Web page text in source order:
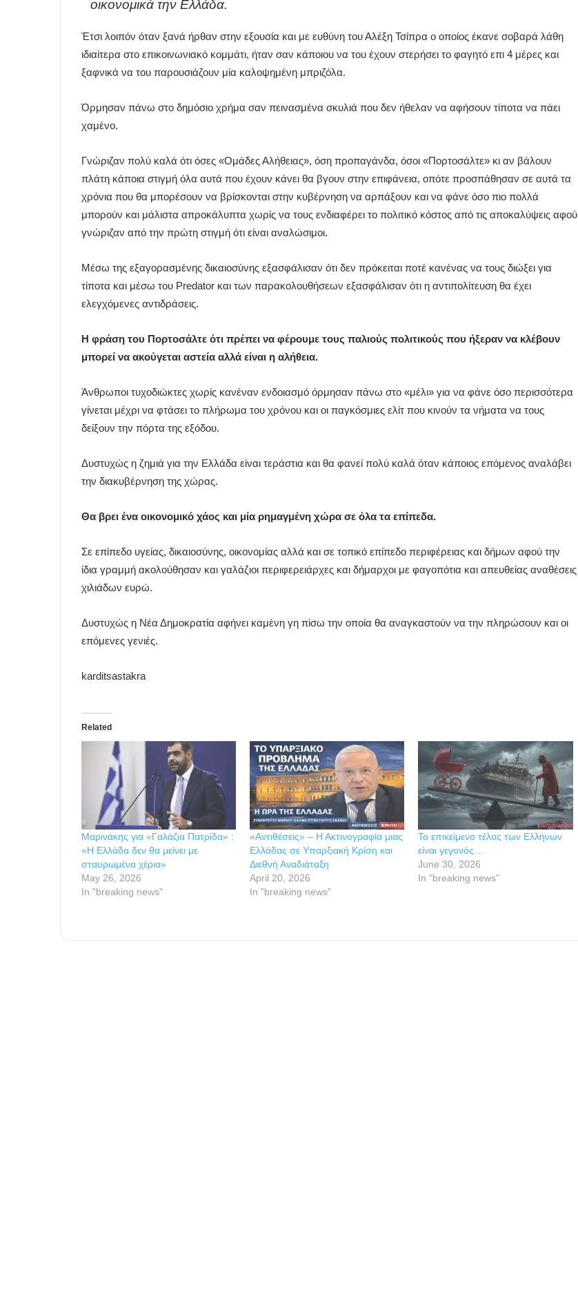
οικονομικά την Ελλάδα.
Έτσι λοιπόν όταν ξανά ήρθαν στην εξουσία και με ευθύνη του Αλέξη Τσίπρα ο οποίος έκανε σοβαρά λάθη
ιδιαίτερα στο επικοινωνιακό κομμάτι, ήταν σαν κάποιου να του έχουν στερήσει το φαγητό επι 4 μέρες και
ξαφνικά να του παρουσιάζουν μία καλοψημένη μπριζόλα.
Όρμησαν πάνω στο δημόσιο χρήμα σαν πεινασμένα σκυλιά που δεν ήθελαν να αφήσουν τίποτα να πάει
χαμένο.
Γνώριζαν πολύ καλά ότι όσες «Ομάδες Αλήθειας», όση προπαγάνδα, όσοι «Πορτοσάλτε» κι αν βάλουν
πλάτη κάποια στιγμή όλα αυτά που έχουν κάνει θα βγουν στην επιφάνεια, οπότε προσπάθησαν σε αυτά τα
χρόνια που θα μπορέσουν να βρίσκονται στην κυβέρνηση να αρπάξουν και να φάνε όσο πιο πολλά
μπορούν και μάλιστα απροκάλυπτα χωρίς να τους ενδιαφέρει το πολιτικό κόστος από τις αποκαλύψεις αφού
γνώριζαν από την πρώτη στιγμή ότι είναι αναλώσιμοι.
Μέσω της εξαγορασμένης δικαιοσύνης εξασφάλισαν ότι δεν πρόκειται ποτέ κανένας να τους διώξει για
τίποτα και μέσω του Predator και των παρακολουθήσεων εξασφάλισαν ότι η αντιπολίτευση θα έχει
ελεγχόμενες αντιδράσεις.
Η φράση του Πορτοσάλτε ότι πρέπει να φέρουμε τους παλιούς πολιτικούς που ήξεραν να κλέβουν
μπορεί να ακούγεται αστεία αλλά είναι η αλήθεια.
Άνθρωποι τυχοδιώκτες χωρίς κανέναν ενδοιασμό όρμησαν πάνω στο «μέλι» για να φάνε όσο περισσότερα
γίνεται μέχρι να φτάσει το πλήρωμα του χρόνου και οι παγκόσμιες ελίτ που κινούν τα νήματα να τους
δείξουν την πόρτα της εξόδου.
Δυστυχώς η ζημιά για την Ελλάδα είναι τεράστια και θα φανεί πολύ καλά όταν κάποιος επόμενος αναλάβει
την διακυβέρνηση της χώρας.
Θα βρει ένα οικονομικό χάος και μία ρημαγμένη χώρα σε όλα τα επίπεδα.
Σε επίπεδο υγείας, δικαιοσύνης, οικονομίας αλλά και σε τοπικό επίπεδο περιφέρειας και δήμων αφού την
ίδια γραμμή ακολούθησαν και γαλάζιοι περιφερειάρχες και δήμαρχοι με φαγοπότια και απευθείας αναθέσεις
χιλιάδων ευρώ.
Δυστυχώς η Νέα Δημοκρατία αφήνει καμένη γη πίσω την οποία θα αναγκαστούν να την πληρώσουν και οι
επόμενες γενιές.
karditsastakra
Related
Μαρινάκης για «Γαλάζια Πατρίδα» :
«Η Ελλάδα δεν θα μείνει με
σταυρωμένα χέρια»
May 26, 2026
In "breaking news"
«Αντιθέσεις» – Η Ακτινογραφία μιας
Ελλάδας σε Υπαρξιακή Κρίση και
Διεθνή Αναδιάταξη
April 20, 2026
In "breaking news"
Το επικείμενο τέλος των Ελλήνων
είναι γεγονός…
June 30, 2026
In "breaking news"